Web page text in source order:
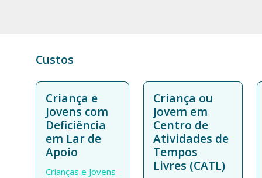
Custos
Criança e
Jovens com
Deficiência
em Lar de
Apoio
Crianças e Jovens
Criança ou
Jovem em
Centro de
Atividades de
Tempos
Livres (CATL)